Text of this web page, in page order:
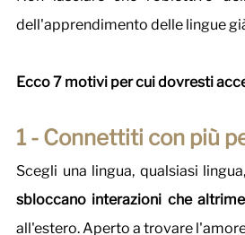
dell'apprendimento delle lingue
Ecco 7 motivi per cui dovresti
1 - Connettiti con più
Scegli una lingua, qualsiasi
sbloccano interazioni che
all'estero. Aperto a trovare